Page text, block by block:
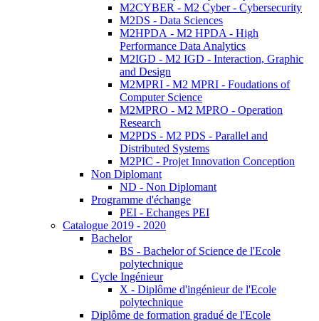
M2CYBER - M2 Cyber - Cybersecurity
M2DS - Data Sciences
M2HPDA - M2 HPDA - High
Performance Data Analytics
M2IGD - M2 IGD - Interaction, Graphic
and Design
M2MPRI - M2 MPRI - Foudations of
Computer Science
M2MPRO - M2 MPRO - Operation
Research
M2PDS - M2 PDS - Parallel and
Distributed Systems
M2PIC - Projet Innovation Conception
Non Diplomant
ND - Non Diplomant
Programme d'échange
PEI - Echanges PEI
Catalogue 2019 - 2020
Bachelor
BS - Bachelor of Science de l'Ecole
polytechnique
Cycle Ingénieur
X - Diplôme d'ingénieur de l'Ecole
polytechnique
Diplôme de formation gradué de l'Ecole